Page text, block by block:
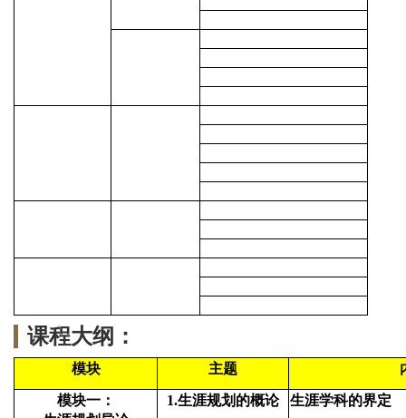
课程大纲：
模块 主题
模块一：
1.生涯规划的概论 生涯学科的界定